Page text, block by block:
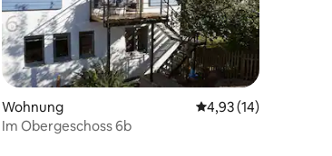
Wohnung Durchschnittliche
4,93 (14)
Im Obergeschoss 6b